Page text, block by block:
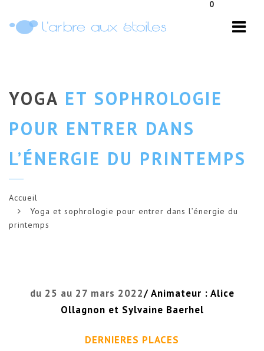
0
YOGA ET SOPHROLOGIE
POUR ENTRER DANS
L’ÉNERGIE DU PRINTEMPS
Accueil
Yoga et sophrologie pour entrer dans l’énergie du
printemps
du 25 au 27 mars 2022/ Animateur : Alice
Ollagnon et Sylvaine Baerhel
DERNIERES PLACES